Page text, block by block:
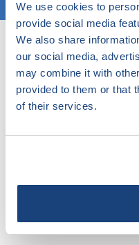
We use cookies to
provide social media
We also share
our social media,
may combine it with
provided to them or that
of their services.
Bent u oriënterend?